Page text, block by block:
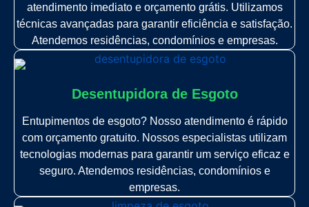
atendimento imediato e orçamento grátis. Utilizamos
técnicas avançadas para garantir eficiência e satisfação.
Atendemos residências, condomínios e empresas.
Desentupidora de Esgoto
Entupimentos de esgoto? Nosso atendimento é rápido
com orçamento gratuito. Nossos especialistas utilizam
tecnologias modernas para garantir um serviço eficaz e
seguro. Atendemos residências, condomínios e
empresas.